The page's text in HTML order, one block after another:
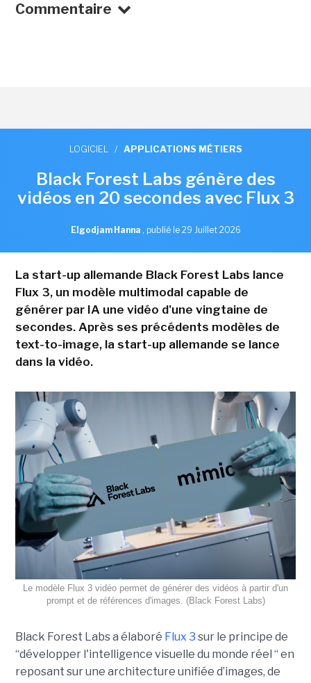
Commentaire
LOGICIEL / APPLICATIONS MÉTIERS
Black Forest Labs génère des
vidéos en 20 secondes avec Flux 3
Elgodjam Hanna , publié le 29 Juillet 2026
La start-up allemande Black Forest Labs lance
Flux 3, un modèle multimodal capable de
générer par IA une vidéo d'une vingtaine de
secondes. Après ses précédents modèles de
text-to-image, la start-up allemande se lance
dans la vidéo.
Le modèle Flux 3 vidéo permet de générer des vidéos à partir d'un
prompt et de références d'images. (Black Forest Labs)
Black Forest Labs a élaboré Flux 3 sur le principe de
“développer l'intelligence visuelle du monde réel “ en
reposant sur une architecture unifiée d’images, de